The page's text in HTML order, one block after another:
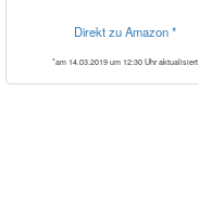
Direkt zu Amazon *
*am 14.03.2019 um 12:30 Uhr aktualisiert